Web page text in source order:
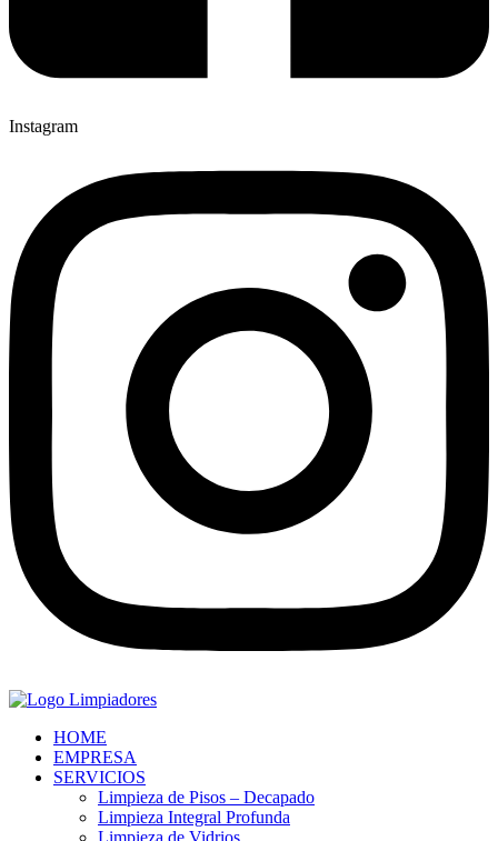
Instagram
HOME
EMPRESA
SERVICIOS
Limpieza de Pisos – Decapado
Limpieza Integral Profunda
Limpieza de Vidrios